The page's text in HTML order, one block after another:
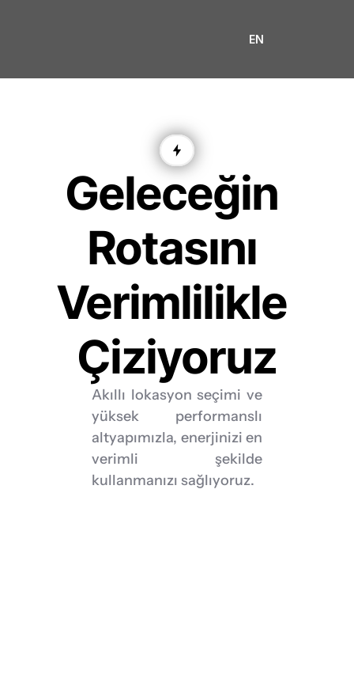
EN
Geleceğin
Rotasını
Verimlilikle
Çiziyoruz
Akıllı lokasyon seçimi ve
yüksek performanslı
altyapımızla, enerjinizi en
verimli şekilde
kullanmanızı sağlıyoruz.